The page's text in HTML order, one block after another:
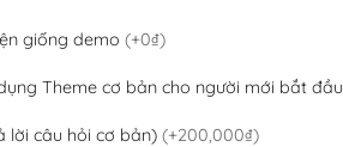
giống demo (+0₫)
Theme cơ bản cho người mới bắt đầu
lời câu hỏi cơ bản) (+200,000₫)